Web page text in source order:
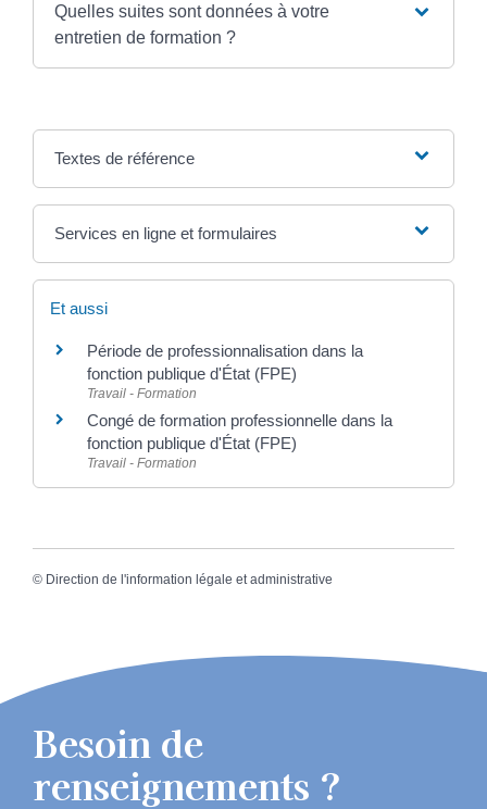
Quelles suites sont données à votre
entretien de formation ?
Textes de référence
Services en ligne et formulaires
Et aussi
Période de professionnalisation dans la
fonction publique d'État (FPE)
Travail - Formation
Congé de formation professionnelle dans la
fonction publique d'État (FPE)
Travail - Formation
© Direction de l'information légale et administrative
Besoin de
renseignements ?